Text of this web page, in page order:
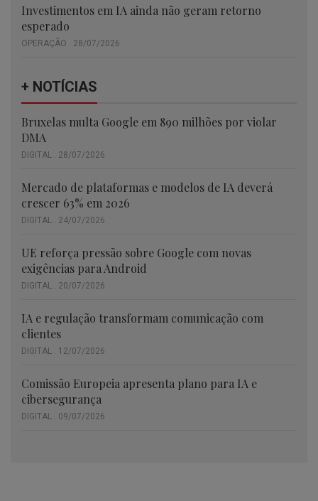
Investimentos em IA ainda não geram retorno
esperado
OPERAÇÃO . 28/07/2026
+ NOTÍCIAS
Bruxelas multa Google em 890 milhões por violar
DMA
DIGITAL . 28/07/2026
Mercado de plataformas e modelos de IA deverá
crescer 63% em 2026
DIGITAL . 24/07/2026
UE reforça pressão sobre Google com novas
exigências para Android
DIGITAL . 20/07/2026
IA e regulação transformam comunicação com
clientes
DIGITAL . 12/07/2026
Comissão Europeia apresenta plano para IA e
cibersegurança
DIGITAL . 09/07/2026